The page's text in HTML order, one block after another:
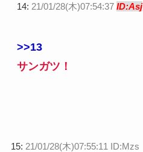
14: 21/01/28(木)07:54:37 ID:Asj
>>13
サンガツ！
15: 21/01/28(木)07:55:11 ID:Mzs